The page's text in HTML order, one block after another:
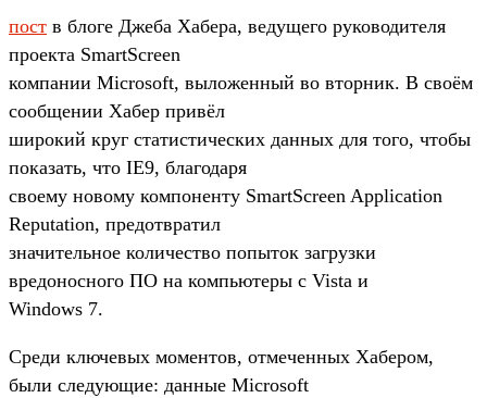
пост в блоге Джеба Хабера, ведущего руководителя
проекта SmartScreen
компании Microsoft, выложенный во вторник. В своём
сообщении Хабер привёл
широкий круг статистических данных для того, чтобы
показать, что IE9, благодаря
своему новому компоненту SmartScreen Application
Reputation, предотвратил
значительное количество попыток загрузки
вредоносного ПО на компьютеры с Vista и
Windows 7.
Среди ключевых моментов, отмеченных Хабером,
были следующие: данные Microsoft